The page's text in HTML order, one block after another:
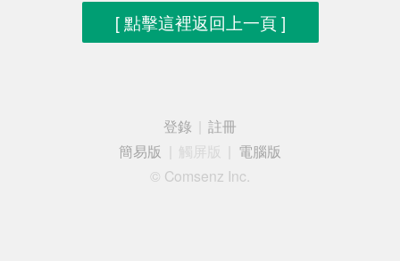
[ 點擊這裡返回上一頁 ]
登錄
註冊
簡易版
觸屏版
電腦版
© Comsenz Inc.